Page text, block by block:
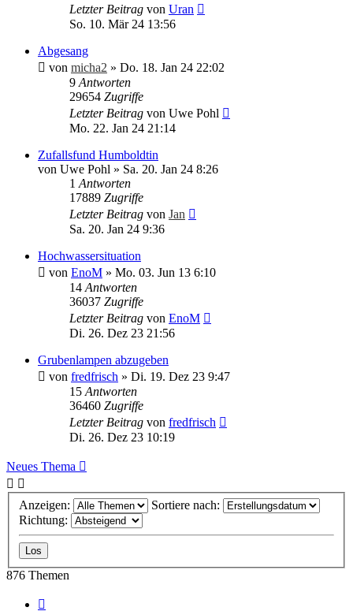
Letzter Beitrag von Uran
So. 10. Mär 24 13:56
Abgesang
von micha2 » Do. 18. Jan 24 22:02
9 Antworten
29654 Zugriffe
Letzter Beitrag von Uwe Pohl
Mo. 22. Jan 24 21:14
Zufallsfund Humboldtin
von Uwe Pohl » Sa. 20. Jan 24 8:26
1 Antworten
17889 Zugriffe
Letzter Beitrag von Jan
Sa. 20. Jan 24 9:36
Hochwassersituation
von EnoM » Mo. 03. Jun 13 6:10
14 Antworten
36037 Zugriffe
Letzter Beitrag von EnoM
Di. 26. Dez 23 21:56
Grubenlampen abzugeben
von fredfrisch » Di. 19. Dez 23 9:47
15 Antworten
36460 Zugriffe
Letzter Beitrag von fredfrisch
Di. 26. Dez 23 10:19
Neues Thema
Anzeigen:
Sortiere nach:
Richtung:
876 Themen